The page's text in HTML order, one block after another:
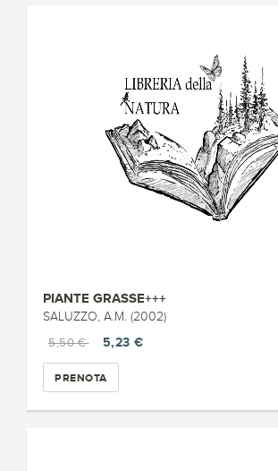
PIANTE GRASSE+++
SALUZZO, A.M. (2002)
5,50 €
5,23 €
PRENOTA